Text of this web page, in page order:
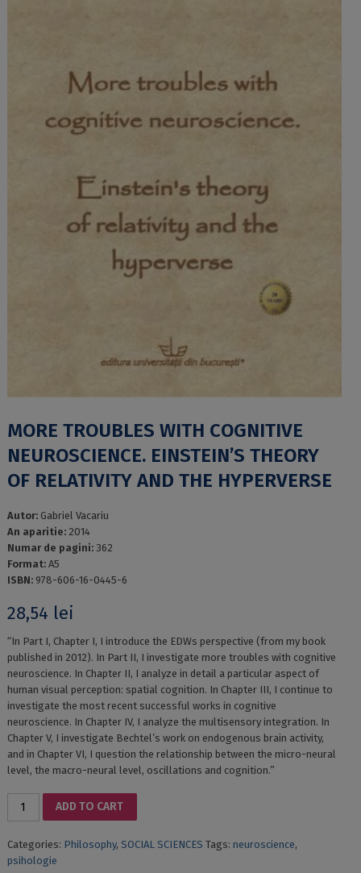
MORE TROUBLES WITH COGNITIVE
NEUROSCIENCE. EINSTEIN’S THEORY
OF RELATIVITY AND THE HYPERVERSE
Autor: Gabriel Vacariu
An aparitie: 2014
Numar de pagini: 362
Format: A5
ISBN: 978-606-16-0445-6
28,54 lei
“In Part I, Chapter I, I introduce the EDWs perspective (from my book
published in 2012). In Part II, I investigate more troubles with cognitive
neuroscience. In Chapter II, I analyze in detail a particular aspect of
human visual perception: spatial cognition. In Chapter III, I continue to
investigate the most recent successful works in cognitive
neuroscience. In Chapter IV, I analyze the multisensory integration. In
Chapter V, I investigate Bechtel’s work on endogenous brain activity,
and in Chapter VI, I question the relationship between the micro-neural
level, the macro-neural level, oscillations and cognition.”
COGNITIVE
NEUROSCIENCE.
ADD TO CART
Categories: Philosophy, SOCIAL SCIENCES Tags: neuroscience,
psihologie